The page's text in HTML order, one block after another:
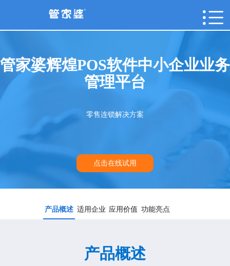
管家婆辉煌POS软件中小企业业务
管理平台
零售连锁解决方案
点击在线试用
产品概述 适用企业 应用价值 功能亮点
产品概述